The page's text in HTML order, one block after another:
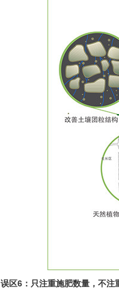
误区6：只注重施肥数量，不注